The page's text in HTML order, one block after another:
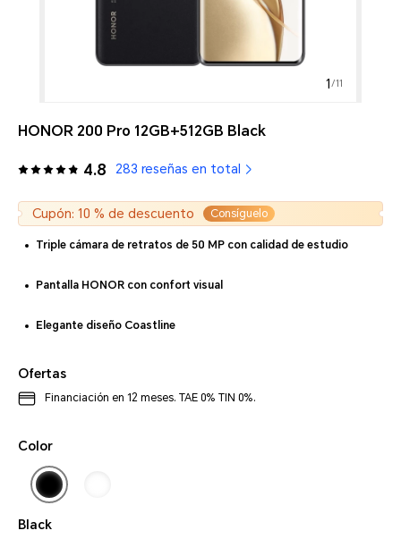
1 /11
HONOR 200 Pro 12GB+512GB Black
4.8 283 reseñas en total
Cupón: 10 % de descuento Consíguelo
Triple cámara de retratos de 50 MP con calidad de estudio
Pantalla HONOR con confort visual
Elegante diseño Coastline
Ofertas
Financiación en 12 meses. TAE 0% TIN 0%.
Color
Black